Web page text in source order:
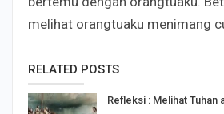
melihat orangtuaku menimang
RELATED POSTS
Refleksi : Melihat Tuhan